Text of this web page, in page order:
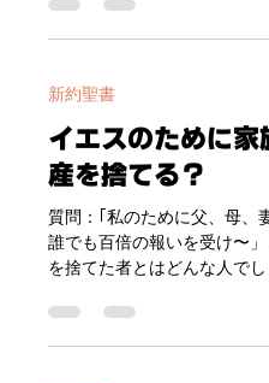
ンクに合わせて参加するた
は当然です。しかし、この
ちは通りに出て行って、良
礼に参加したのは、｢路上か
たちは、｢路上からそのまま
しょう？なぜ追い出される
し、当時のユダヤの婚礼で
衣装を準備することができ
衣装を準備してあげるとい
ら礼服が提供されたに違いあ
新約聖書
イエスのために家
産を捨てる？
質問：｢私のために父、母、
誰でも百倍の報いを受け〜
を捨てた者とはどんな人で
では、このような事象は想
けでなく、今も、イエスを